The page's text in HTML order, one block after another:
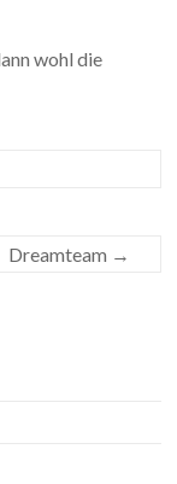
wohl die
Dreamteam →